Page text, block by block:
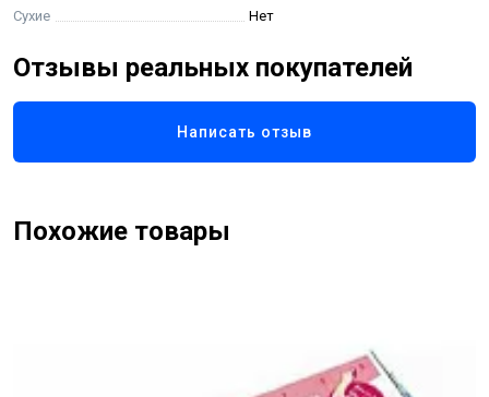
Сухие Нет
Отзывы реальных покупателей
Написать отзыв
Похожие товары